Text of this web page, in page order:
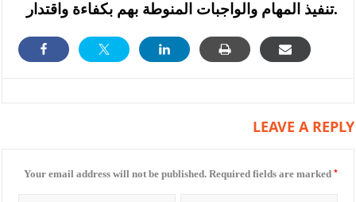
تنفيذ المهام والواجبات المنوطة بهم بكفاءة واقتدار.
LEAVE A REPLY
Your email address will not be published. Required fields are marked *